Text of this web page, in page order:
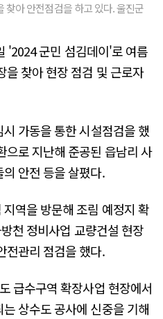
찾아 안전점검을 하고 있다. 울진군
'2024 군민 섬김데이'로 여름
을 찾아 현장 점검 및 근로자
가동을 통한 시설점검을 했
으로 지난해 준공된 읍남리 사
안전 등을 살폈다.
역을 방문해 조림 예정지 확
천 정비사업 교량건설 현장
전관리 점검을 했다.
급수구역 확장사업 현장에서
상수도 공사에 신중을 기해